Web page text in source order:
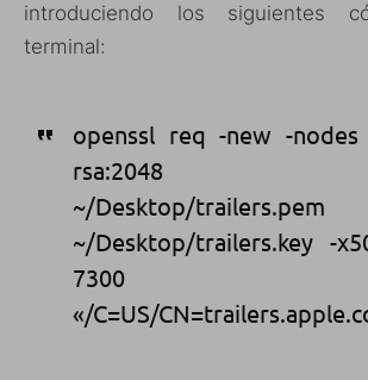
introduciendo los siguientes
terminal:
openssl req -new -nodes
rsa:2048
~/Desktop/trailers.pem
~/Desktop/trailers.key -
7300 -
«/C=US/